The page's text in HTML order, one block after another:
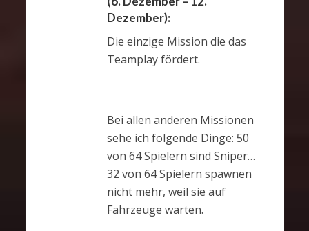
Dezember):
Die einzige Mission die das
Teamplay fördert.
Bei allen anderen Missionen
sehe ich folgende Dinge: 50
von 64 Spielern sind Sniper…
32 von 64 Spielern spawnen
nicht mehr, weil sie auf
Fahrzeuge warten.